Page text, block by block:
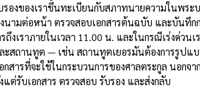
งของเราขึ้นทะเบียนกับสภาทนายความในพร
มต่อหน้า ตรวจสอบเอกสารต้นฉบับ และบันทึก
เราภายในเวลา 11.00 น. และในกรณีเร่งด่วน
ะสถานทูต — เช่น สถานทูตเยอรมันต้องการรูป
รที่จะใช้ในกระบวนการของศาลตระกูล นอกจ
รับเอกสาร ตรวจสอบ รับรอง และส่งกลับ